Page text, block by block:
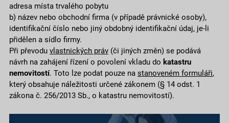
adresa místa trvalého pobytu
b) název nebo obchodní firma (v případě právnické osoby),
identifikační číslo nebo jiný obdobný identifikační údaj, je-li
přidělen a sídlo firmy.
Při převodu vlastnických práv(či jiných změn) se podává
návrh na zahájení řízení o povolení vkladu do katastru
nemovitostí. Toto lze podat pouze na stanoveném formuláři,
který obsahuje náležitosti určené zákonem (§ 14 odst. 1
zákona č. 256/2013 Sb., o katastru nemovitostí).